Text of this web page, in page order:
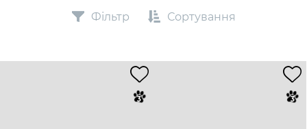
Фільтр Сортування